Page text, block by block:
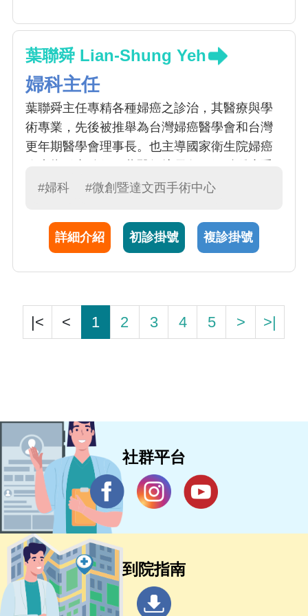
葉聯舜 Lian-Shung Yeh
婦科主任
葉聯舜主任專精各種婦癌之診治，其醫療與學
術專業，先後被推舉為台灣婦癌醫學會和台灣
更年期醫學會理事長。也主導國家衛生院婦癌
術以及化學治療，尤其專精內視鏡微創手術及
害，提升醫療品質。
#婦科 #微創暨達文西手術中心
詳細介紹 初診掛號 複診掛號
|< < 1 2 3 4 5 > >|
社群平台
到院指南